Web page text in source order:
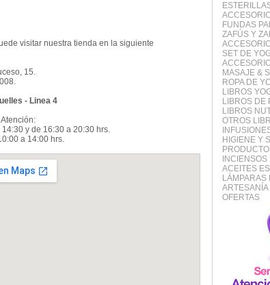
visitar nuestra tienda en la siguiente
15.
- Linea 4
14:30 y de 16:30 a 20:30 hrs.
a 14:00 hrs.
FUNDAS
ZAFÚS Y
SET DE
MASAJE &
ROPA DE
LIBROS
LIBROS DE
LIBROS
OTROS
HIGIENE Y
ACEITES
LÁMPARAS
OFERTAS